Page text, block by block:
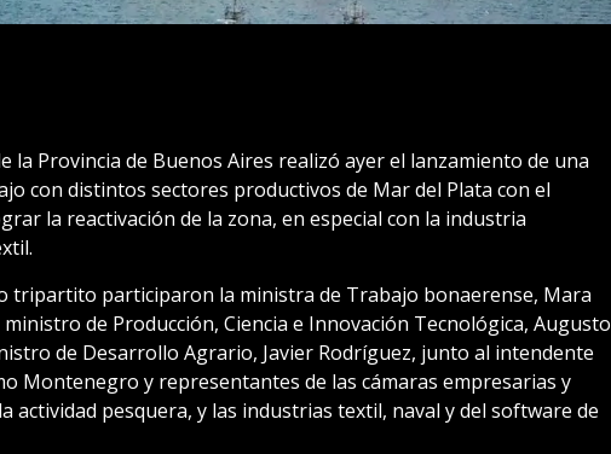
la Provincia de Buenos Aires realizó ayer el lanzamiento de una
con distintos sectores productivos de Mar del Plata con el
la reactivación de la zona, en especial con la industria
tripartito participaron la ministra de Trabajo bonaerense, Mara
ministro de Producción, Ciencia e Innovación Tecnológica, Augusto
de Desarrollo Agrario, Javier Rodríguez, junto al intendente
Montenegro y representantes de las cámaras empresarias y
actividad pesquera, y las industrias textil, naval y del software de